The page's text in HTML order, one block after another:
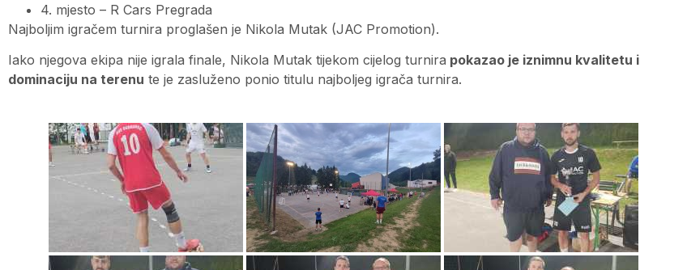
4. mjesto – R Cars Pregrada
Najboljim igračem turnira proglašen je Nikola Mutak (JAC Promotion).
Iako njegova ekipa nije igrala finale, Nikola Mutak tijekom cijelog turnira pokazao je iznimnu kvalitetu i
dominaciju na terenu te je zasluženo ponio titulu najboljeg igrača turnira.